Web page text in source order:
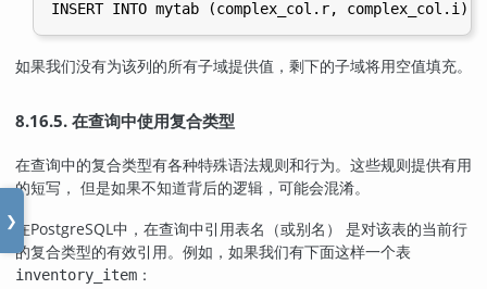
❯
INSERT INTO mytab (complex_col.r, complex_col.i)
如果我们没有为该列的所有子域提供值，剩下的子域将用空值填充。
8.16.5. 在查询中使用复合类型
在查询中的复合类型有各种特殊语法规则和行为。这些规则提供有用
的短写， 但是如果不知道背后的逻辑，可能会混淆。
在PostgreSQL中，在查询中引用表名（或别名） 是对该表的当前行
的复合类型的有效引用。例如，如果我们有下面这样一个表
inventory_item ：